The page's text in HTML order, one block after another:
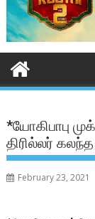
*யோகிபாபு
திரில்லர்
February 23, 2021